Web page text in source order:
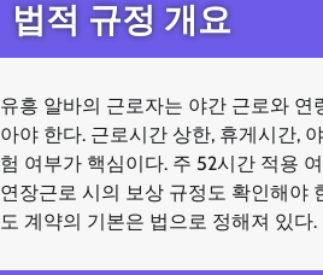
법적 규정 개요
유흥 알바의 근로자는 야간 근로와 연
아야 한다. 근로시간 상한, 휴게시간,
험 여부가 핵심이다. 주 52시간 적용
연장근로 시의 보상 규정도 확인해야
도 계약의 기본은 법으로 정해져 있다.